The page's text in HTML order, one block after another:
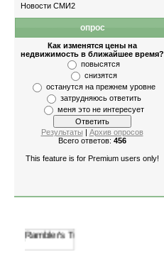
Новости СМИ2
опрос
Как изменятся цены на
недвижимость в ближайшее время?
повысятся
снизятся
останутся на прежнем уровне
затрудняюсь ответить
меня это не интересует
Результаты | Архив опросов
Всего ответов: 456
This feature is for Premium users only!